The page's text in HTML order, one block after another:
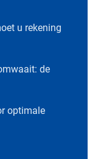
u rekening
de
optimale